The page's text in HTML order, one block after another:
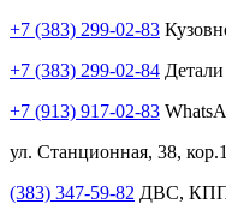
+7 (383) 299-02-83
+7 (383) 299-02-84
+7 (913) 917-02-83
ул. Станционная, 38,
(383) 347-59-82 ДВС,